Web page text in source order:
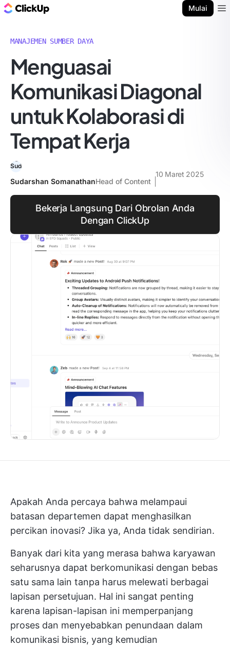
Mulai
MANAJEMEN SUMBER DAYA
Menguasai
Komunikasi Diagonal
untuk Kolaborasi di
Tempat Kerja
Sudarshan SomanathanHead of Content
10 Maret 2025
Bekerja Langsung Dari Obrolan Anda
Dengan ClickUp
Apakah Anda percaya bahwa melampaui
batasan departemen dapat menghasilkan
percikan inovasi? Jika ya, Anda tidak sendirian.
Banyak dari kita yang merasa bahwa karyawan
seharusnya dapat berkomunikasi dengan bebas
satu sama lain tanpa harus melewati berbagai
lapisan persetujuan. Hal ini sangat penting
karena lapisan-lapisan ini memperpanjang
proses dan menyebabkan penundaan dalam
komunikasi bisnis, yang kemudian